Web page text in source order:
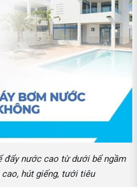
đẩy nước cao từ dưới bể ngầm
hút giếng, tưới tiêu